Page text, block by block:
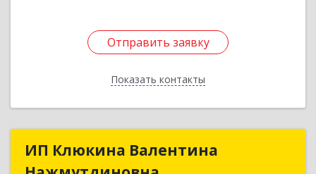
Отправить заявку
Показать контакты
Отправить заявку
Назад
ИП Клюкина Валентина
ИП Клюкина Валентина